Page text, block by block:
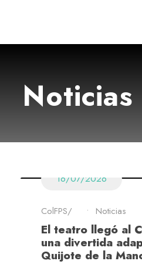
Noticias
16/07/2026
ColFPS • Noticias
El teatro llegó al
una divertida
Quijote de la